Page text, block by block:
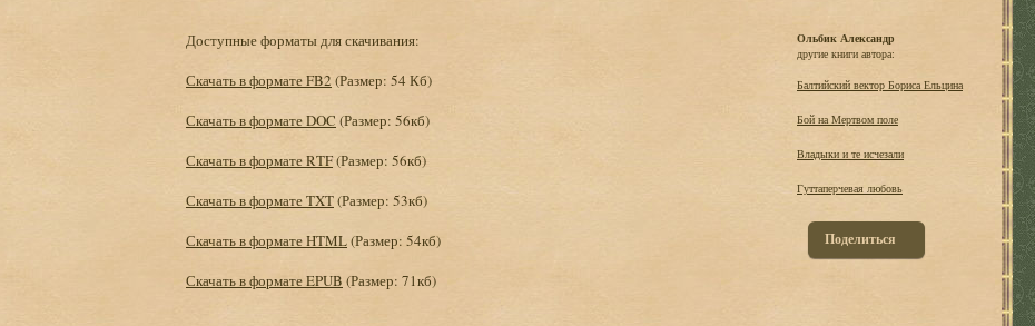
Доступные форматы для скачивания:
Скачать в формате FB2 (Размер: 54 Кб)
Скачать в формате DOC (Размер: 56кб)
Скачать в формате RTF(Размер: 56кб)
Скачать в формате TXT(Размер: 53кб)
Скачать в формате HTML(Размер: 54кб)
Скачать в формате EPUB (Размер: 71кб)
Ольбик Александр
другие книги автора:
Балтийский вектор Бориса Ельцина
Бой на Мертвом поле
Владыки и те исчезали
Гуттаперчевая любовь
Поделиться